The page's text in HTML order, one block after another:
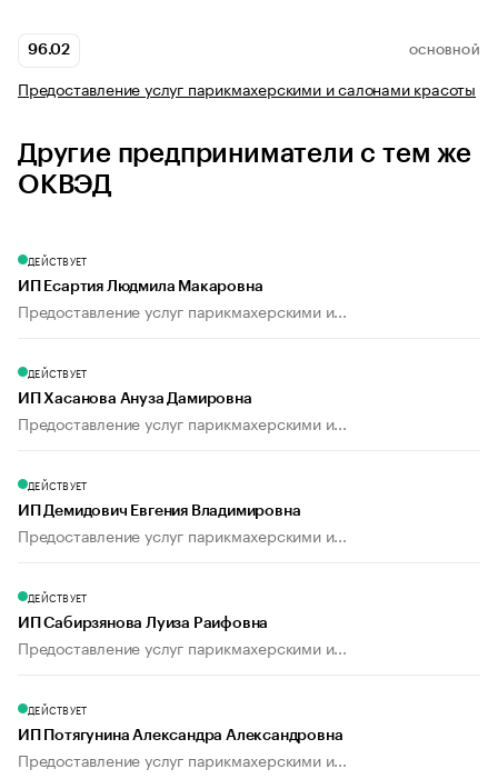
96.02 ОСНОВНОЙ
Предоставление услуг парикмахерскими и салонами красоты
Другие предприниматели с тем же
ОКВЭД
ДЕЙСТВУЕТ
ИП Есартия Людмила Макаровна
Предоставление услуг парикмахерскими и...
ДЕЙСТВУЕТ
ИП Хасанова Ануза Дамировна
Предоставление услуг парикмахерскими и...
ДЕЙСТВУЕТ
ИП Демидович Евгения Владимировна
Предоставление услуг парикмахерскими и...
ДЕЙСТВУЕТ
ИП Сабирзянова Луиза Раифовна
Предоставление услуг парикмахерскими и...
ДЕЙСТВУЕТ
ИП Потягунина Александра Александровна
Предоставление услуг парикмахерскими и...